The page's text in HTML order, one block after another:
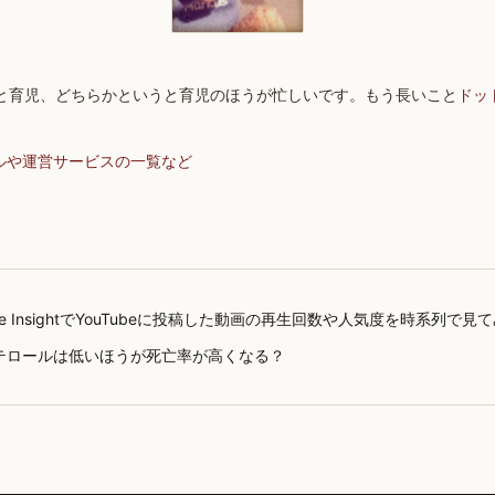
育児、どちらかというと育児のほうが忙しいです。もう長いこと ド
や運営サービスの一覧など
InsightでYouTubeに投稿した動画の再生回数や人気度を時系列で見て
ロールは低いほうが死亡率が高くなる？